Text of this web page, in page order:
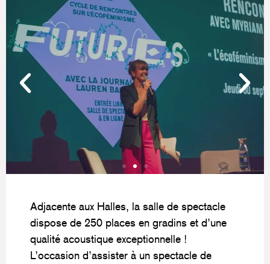
Adjacente aux Halles, la salle de spectacle
dispose de 250 places en gradins et d’une
qualité acoustique exceptionnelle !
L’occasion d’assister à un spectacle de